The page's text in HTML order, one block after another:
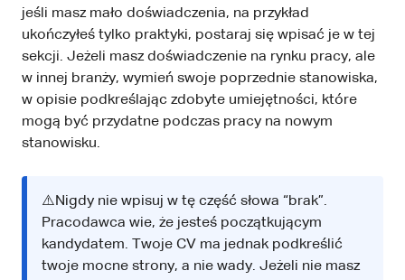
jeśli masz mało doświadczenia, na przykład
ukończyłeś tylko praktyki, postaraj się wpisać je w tej
sekcji. Jeżeli masz doświadczenie na rynku pracy, ale
w innej branży, wymień swoje poprzednie stanowiska,
w opisie podkreślając zdobyte umiejętności, które
mogą być przydatne podczas pracy na nowym
stanowisku.
⚠️Nigdy nie wpisuj w tę część słowa “brak”.
Pracodawca wie, że jesteś początkującym
kandydatem. Twoje CV ma jednak podkreślić
twoje mocne strony, a nie wady. Jeżeli nie masz